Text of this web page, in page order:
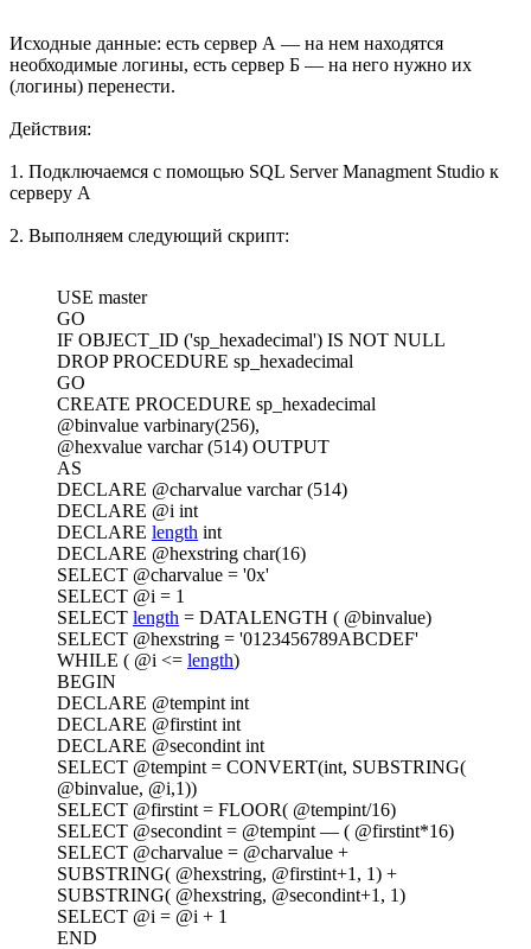
Исходные данные: есть сервер А — на нем находятся
необходимые логины, есть сервер Б — на него нужно их
(логины) перенести.
Действия:
1. Подключаемся с помощью SQL Server Managment Studio к
серверу А
2. Выполняем следующий скрипт:
USE master
GO
IF OBJECT_ID ('sp_hexadecimal') IS NOT NULL
DROP PROCEDURE sp_hexadecimal
GO
CREATE PROCEDURE sp_hexadecimal
@binvalue varbinary(256),
@hexvalue varchar (514) OUTPUT
AS
DECLARE @charvalue varchar (514)
DECLARE @i int
DECLARE length int
DECLARE @hexstring char(16)
SELECT @charvalue = '0x'
SELECT @i = 1
SELECT length = DATALENGTH ( @binvalue)
SELECT @hexstring = '0123456789ABCDEF'
WHILE ( @i <= length)
BEGIN
DECLARE @tempint int
DECLARE @firstint int
DECLARE @secondint int
SELECT @tempint = CONVERT(int, SUBSTRING(
@binvalue, @i,1))
SELECT @firstint = FLOOR( @tempint/16)
SELECT @secondint = @tempint — ( @firstint*16)
SELECT @charvalue = @charvalue +
SUBSTRING( @hexstring, @firstint+1, 1) +
SUBSTRING( @hexstring, @secondint+1, 1)
SELECT @i = @i + 1
END